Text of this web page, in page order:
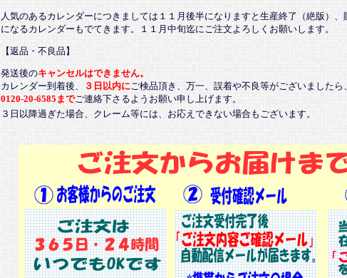
人気のあるカレンダーにつきましては１１月後半になりますと生産終了（絶版）、
になるカレンダーもでてきます。１１月中旬迄にご注文よろしくお願いします。
【返品・不良品】
発送後のキャンセルはできません。
カレンダー到着後、
３日以内に ご検品頂き、万一、誤着や不良等がございましたら
0120-20-6585までご連絡下さるようお願い申し上げます。
３日以降過ぎた場合、クレーム等には、お応えできない場合もございます。